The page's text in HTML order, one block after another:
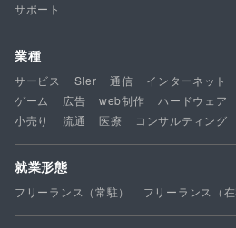
サポート
業種
サービス SIer 通信 インターネット
ゲーム
広告 web制作 ハードウェア
小売り
流通 医療 コンサルティング
就業形態
フリーランス（常駐） フリーランス（在